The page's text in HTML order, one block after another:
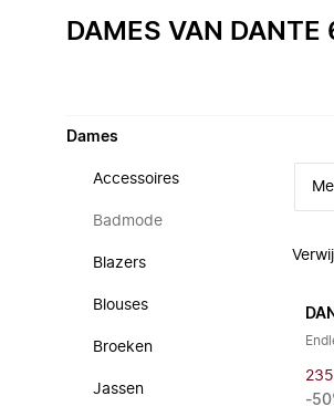
DAMES VAN DANTE
Dames
Accessoires
Badmode
Blazers
Blouses
Broeken
Jassen
-